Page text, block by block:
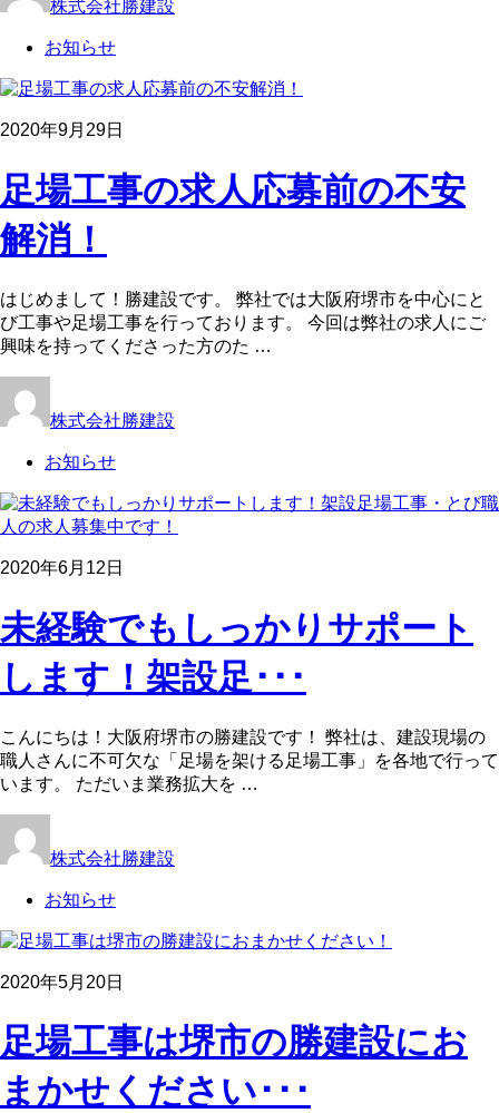
株式会社勝建設
お知らせ
2020年9月29日
足場工事の求人応募前の不安
解消！
はじめまして！勝建設です。 弊社では大阪府堺市を中心にと
び工事や足場工事を行っております。 今回は弊社の求人にご
興味を持ってくださった方のた …
株式会社勝建設
お知らせ
2020年6月12日
未経験でもしっかりサポート
します！架設足･･･
こんにちは！大阪府堺市の勝建設です！ 弊社は、建設現場の
職人さんに不可欠な「足場を架ける足場工事」を各地で行って
います。 ただいま業務拡大を …
株式会社勝建設
お知らせ
2020年5月20日
足場工事は堺市の勝建設にお
まかせください･･･